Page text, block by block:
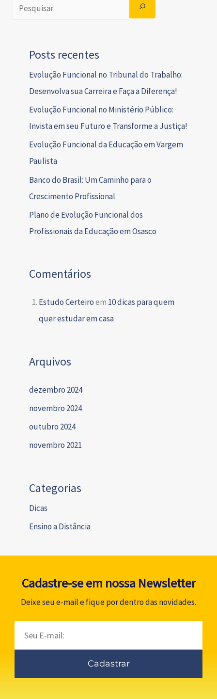
Posts recentes
Evolução Funcional no Tribunal do Trabalho:
Desenvolva sua Carreira e Faça a Diferença!
Evolução Funcional no Ministério Público:
Invista em seu Futuro e Transforme a Justiça!
Evolução Funcional da Educação em Vargem
Paulista
Banco do Brasil: Um Caminho para o
Crescimento Profissional
Plano de Evolução Funcional dos
Profissionais da Educação em Osasco
Comentários
Estudo Certeiroem 10 dicas para quem
quer estudar em casa
Arquivos
dezembro 2024
novembro 2024
outubro 2024
novembro 2021
Categorias
Dicas
Ensino a Distância
Cadastre-se em nossa Newsletter
Deixe seu e-mail e fique por dentro das novidades.
Cadastrar